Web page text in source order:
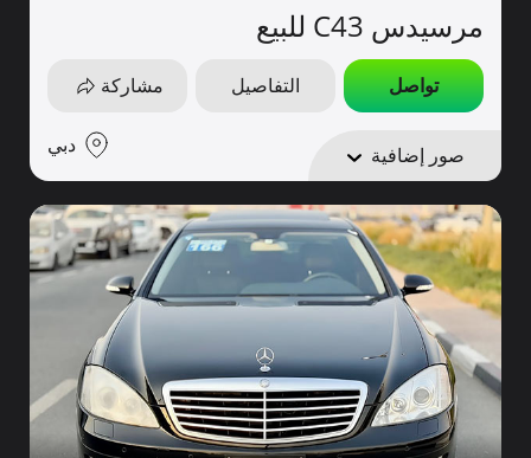
مرسيدس C43 للبيع
تواصل التفاصيل مشاركة
صور إضافية دبي